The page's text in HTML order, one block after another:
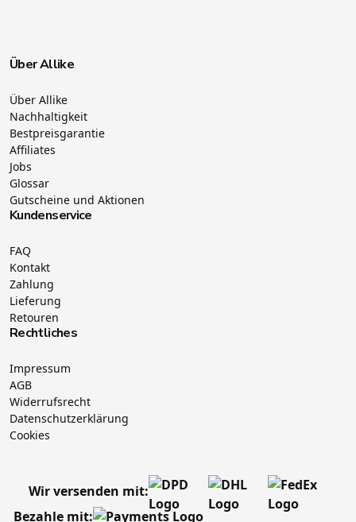
Über Allike
Über Allike
Nachhaltigkeit
Bestpreisgarantie
Affiliates
Jobs
Glossar
Gutscheine und Aktionen
Kundenservice
FAQ
Kontakt
Zahlung
Lieferung
Retouren
Rechtliches
Impressum
AGB
Widerrufsrecht
Datenschutzerklärung
Cookies
Wir versenden mit:
Bezahle mit: